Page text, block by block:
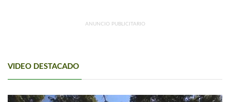
ANUNCIO PUBLICITARIO
VIDEO DESTACADO